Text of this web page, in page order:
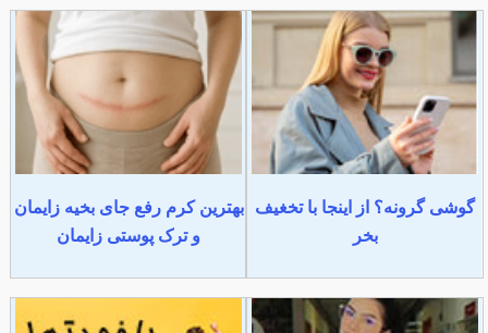
گوشی گرونه؟ از اینجا با تخغیف
بخر
بهترین کرم رفع جای بخیه زایمان
و ترک پوستی زایمان